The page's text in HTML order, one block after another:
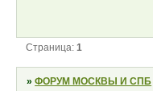
Страница:1
»ФОРУМ МОСКВЫ И СПБ